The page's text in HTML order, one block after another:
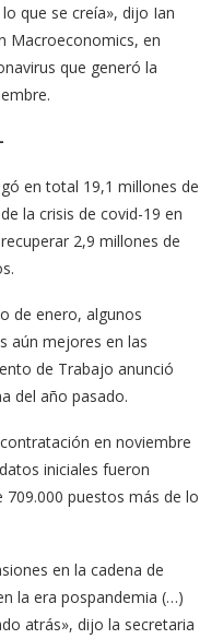
que se creía», dijo Ian
Macroeconomics, en
que generó la
en total 19,1 millones de
la crisis de covid-19 en
2,9 millones de
de enero, algunos
aún mejores en las
de Trabajo anunció
del año pasado.
en noviembre
iniciales fueron
puestos más de lo
en la cadena de
la era pospandemia (…)
atrás», dijo la secretaria